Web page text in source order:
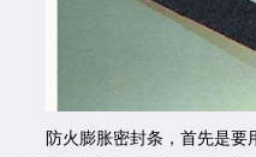
防火膨胀密封条，首先是要